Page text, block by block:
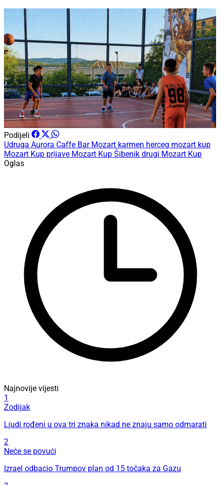
Podijeli
Udruga Aurora Caffe Bar Mozart karmen herceg mozart kup
Mozart Kup prijave Mozart Kup Šibenik drugi Mozart Kup
Oglas
Najnovije vijesti
1
Zodijak
Ljudi rođeni u ova tri znaka nikad ne znaju samo odmarati
2
Neće se povući
Izrael odbacio Trumpov plan od 15 točaka za Gazu